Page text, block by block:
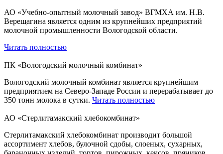
АО «Учебно-опытный молочный завод» ВГМХА им. Н.В.
Верещагина является одним из крупнейших предприятий
молочной промышленности Вологодской области.
Читать полностью
ПК «Вологодский молочный комбинат»
Вологодский молочный комбинат является крупнейшим
предприятием на Северо-Западе России и перерабатывает до
350 тонн молока в сутки. Читать полностью
АО «Стерлитамакский хлебокомбинат»
Стерлитамакский хлебокомбинат производит большой
ассортимент хлебов, булочной сдобы, слоеных, сухарных,